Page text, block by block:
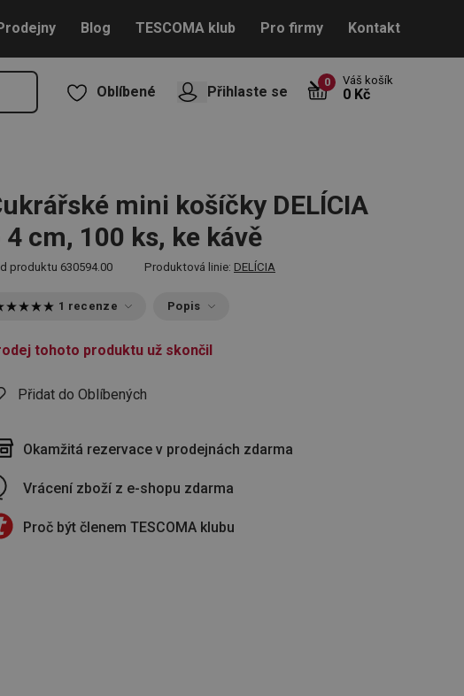
Blog TESCOMA klub Pro firmy Kontakt
Oblíbené Přihlaste se
0 Váš košík
0 Kč
mini košíčky DELÍCIA
4 cm, 100 ks, ke kávě
produktu 630594.00 Produktová linie: DELÍCIA
1 recenze Popis
tohoto produktu už skončil
Přidat do Oblíbených
Okamžitá rezervace v prodejnách zdarma
Vrácení zboží z e-shopu zdarma
Proč být členem TESCOMA klubu